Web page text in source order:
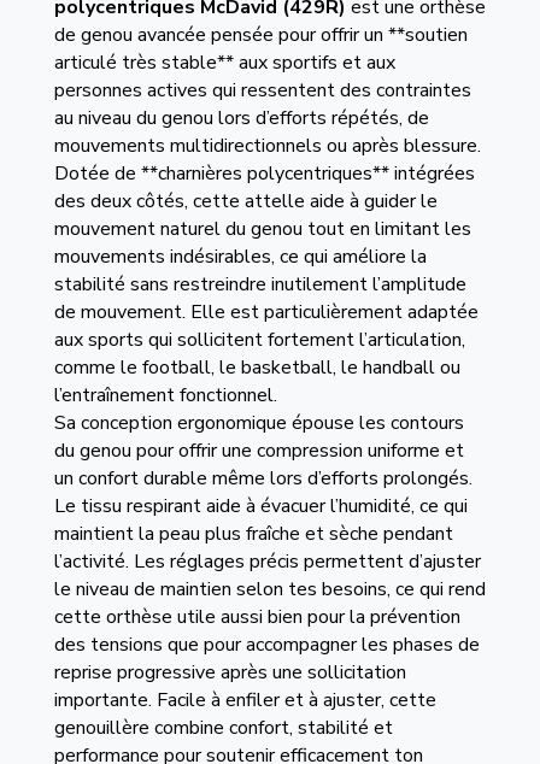
polycentriques McDavid (429R) est une orthèse
de genou avancée pensée pour offrir un **soutien
articulé très stable** aux sportifs et aux
personnes actives qui ressentent des contraintes
au niveau du genou lors d’efforts répétés, de
mouvements multidirectionnels ou après blessure.
Dotée de **charnières polycentriques** intégrées
des deux côtés, cette attelle aide à guider le
mouvement naturel du genou tout en limitant les
mouvements indésirables, ce qui améliore la
stabilité sans restreindre inutilement l’amplitude
de mouvement. Elle est particulièrement adaptée
aux sports qui sollicitent fortement l’articulation,
comme le football, le basketball, le handball ou
l’entraînement fonctionnel.
Sa conception ergonomique épouse les contours
du genou pour offrir une compression uniforme et
un confort durable même lors d’efforts prolongés.
Le tissu respirant aide à évacuer l’humidité, ce qui
maintient la peau plus fraîche et sèche pendant
l’activité. Les réglages précis permettent d’ajuster
le niveau de maintien selon tes besoins, ce qui rend
cette orthèse utile aussi bien pour la prévention
des tensions que pour accompagner les phases de
reprise progressive après une sollicitation
importante. Facile à enfiler et à ajuster, cette
genouillère combine confort, stabilité et
performance pour soutenir efficacement ton